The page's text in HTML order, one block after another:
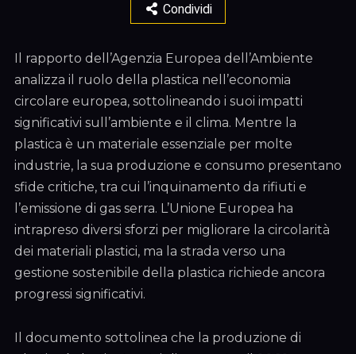
Condividi
Il rapporto dell’Agenzia Europea dell’Ambiente
analizza il ruolo della plastica nell’economia
circolare europea, sottolineando i suoi impatti
significativi sull’ambiente e il clima. Mentre la
plastica è un materiale essenziale per molte
industrie, la sua produzione e consumo presentano
sfide critiche, tra cui l’inquinamento da rifiuti e
l’emissione di gas serra. L’Unione Europea ha
intrapreso diversi sforzi per migliorare la circolarità
dei materiali plastici, ma la strada verso una
gestione sostenibile della plastica richiede ancora
progressi significativi.
Il documento sottolinea che la produzione di